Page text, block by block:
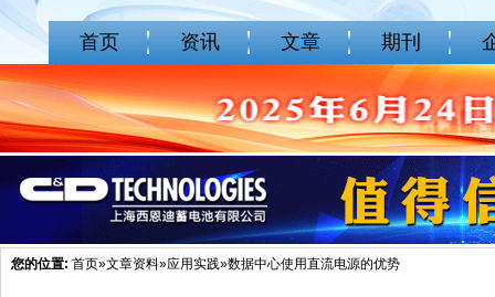
首页 资讯 文章 期刊
您的位置: 首页»文章资料»应用实践»数据中心使用直流电源的优势